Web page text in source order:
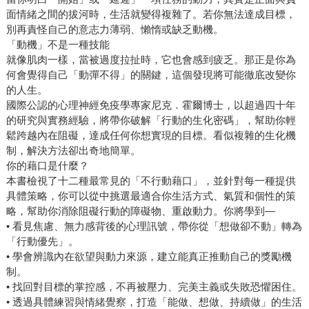
面情緒之間的拔河時，生活就變得複雜了。若你無法達成目標，
別再責怪自己的意志力薄弱、懶惰或缺乏動機。
「動機」不是一種技能
就像肌肉一樣，當被過度拉扯時，它也會感到疲乏。那正是你為
何會覺得自己「動彈不得」的關鍵，這個發現將可能徹底改變你
的人生。
國際公認的心理神經免疫學專家尼克．霍爾博士，以超過四十年
的研究與實務經驗，將帶你破解「行動的生化密碼」，幫助你輕
鬆跨越內在阻礙，達成任何你想實現的目標。看似複雜的生化機
制，解決方法卻出奇地簡單。
你的藉口是什麼？
本書檢視了十二種最常見的「不行動藉口」，並針對每一種提供
具體策略，你可以從中挑選最適合你生活方式、氣質和個性的策
略，幫助你消除阻礙行動的障礙物、重啟動力。你將學到—
• 看見焦慮、無力感背後的心理訊號，帶你從「想做卻不動」轉為
「行動優先」。
• 學會辨識內在欲望與動力來源，建立能真正推動自己的獎勵機
制。
• 找回對目標的掌控感，不再被壓力、完美主義或失敗恐懼困住。
• 透過具體練習與情緒覺察，打造「能做、想做、持續做」的生活